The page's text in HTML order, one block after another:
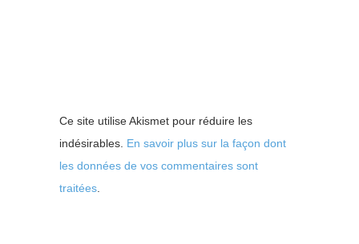
Ce site utilise Akismet pour réduire les
indésirables. En savoir plus sur la façon dont
les données de vos commentaires sont
traitées